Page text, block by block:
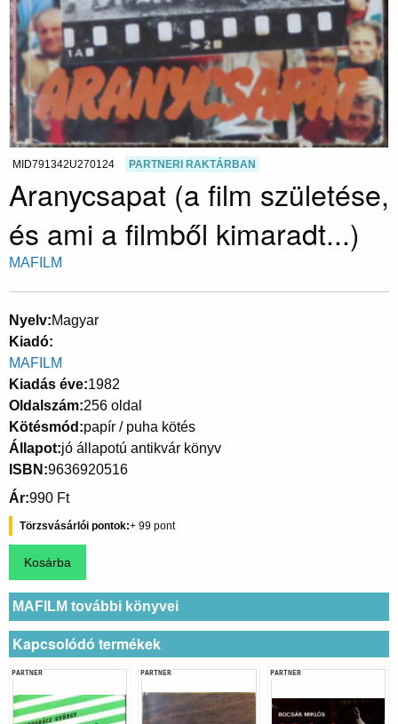
MID791342U270124 PARTNERI RAKTÁRBAN
Aranycsapat (a film születése,
és ami a filmből kimaradt...)
MAFILM
Nyelv Magyar
Kiadó
MAFILM
Kiadás éve 1982
Oldalszám 256 oldal
Kötésmód papír / puha kötés
Állapot jó állapotú antikvár könyv
ISBN 9636920516
Ár 990 Ft
Törzsvásárlói pontok 99
MAFILM további könyvei
Kapcsolódó termékek
PARTNER PARTNER PARTNER